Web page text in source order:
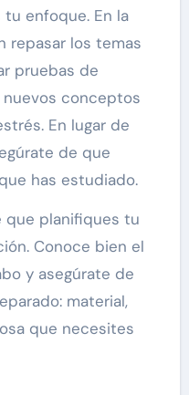
enfoque. En la
repasar los temas
pruebas de
nuevos conceptos
En lugar de
de que
has estudiado.
que planifiques tu
Conoce bien el
y asegúrate de
material,
que necesites